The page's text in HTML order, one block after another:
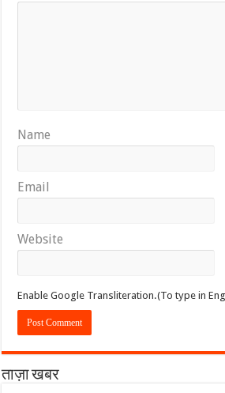
Name
Email
Website
Enable Google Transliteration.(To type in
ताज़ा खबर